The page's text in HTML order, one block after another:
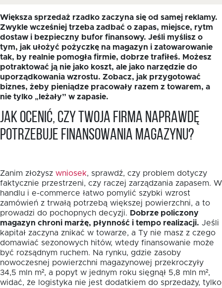
Większa sprzedaż rzadko zaczyna się od samej reklamy.
Zwykle wcześniej trzeba zadbać o zapas, miejsce, rytm
dostaw i bezpieczny bufor finansowy. Jeśli myślisz o
tym, jak ułożyć pożyczkę na magazyn i zatowarowanie
tak, by realnie pomogła firmie, dobrze trafiłeś. Możesz
potraktować ją nie jako koszt, ale jako narzędzie do
uporządkowania wzrostu. Zobacz, jak przygotować
biznes, żeby pieniądze pracowały razem z towarem, a
nie tylko „leżały” w zapasie.
Jak ocenić, czy Twoja firma naprawdę
potrzebuje finansowania magazynu?
Zanim złożysz wniosek, sprawdź, czy problem dotyczy
faktycznie przestrzeni, czy raczej zarządzania zapasem. W
handlu i e-commerce łatwo pomylić szybki wzrost
zamówień z trwałą potrzebą większej powierzchni, a to
prowadzi do pochopnych decyzji. Dobrze policzony
magazyn chroni marżę, płynność i tempo realizacji. Jeśli
kapitał zaczyna znikać w towarze, a Ty nie masz z czego
domawiać sezonowych hitów, wtedy finansowanie może
być rozsądnym ruchem. Na rynku, gdzie zasoby
nowoczesnej powierzchni magazynowej przekroczyły
34,5 mln m², a popyt w jednym roku sięgnął 5,8 mln m²,
widać, że logistyka nie jest dodatkiem do sprzedaży, tylko